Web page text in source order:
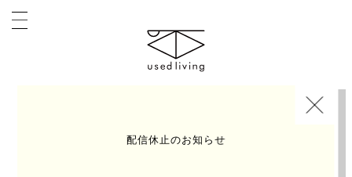
配信休止のお知らせ
INTERVIEW